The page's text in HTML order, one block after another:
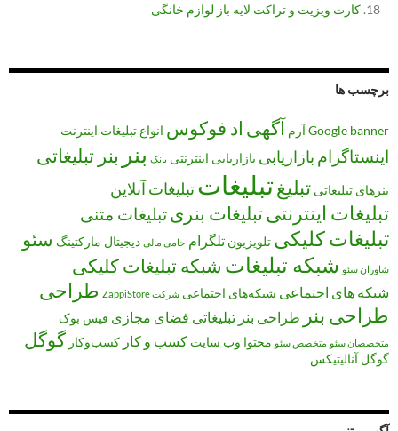
کارت ویزیت و تراکت لایه باز لوازم خانگی
برچسب ها
banner
Googleآرم آگهی اد فوکوس انواع تبلیغات اینترنت
اینستاگرام بازاریابی بازاریابی اینترنتی بانک بنر بنر تبلیغاتی
بنرهای تبلیغاتی تبلیغتبلیغاتتبلیغات آنلاین
تبلیغات اینترنتیتبلیغات بنریتبلیغات متنی
تبلیغات کلیکی تلویزیون تلگرام حامی مالی دیجیتال مارکتینگ سئو
شاوران سئو شبکه تبلیغات شبکه تبلیغات کلیکی
شبکه های اجتماعی شبکه‌های اجتماعی شرکت ZappiStore
طراحی
طراحی بنر طراحی بنر تبلیغاتی فضای مجازی فیس بوک
متخصصان سئو متخصص سئو محتوا وب سایت کسب و کار کسب‌وکار گوگل
گوگل آنالیتیکس